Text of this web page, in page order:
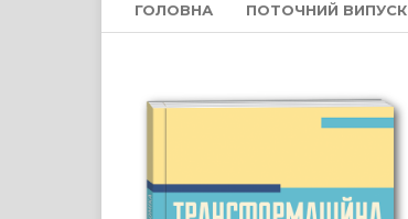
ГОЛОВНА ПОТОЧНИЙ ВИПУСК